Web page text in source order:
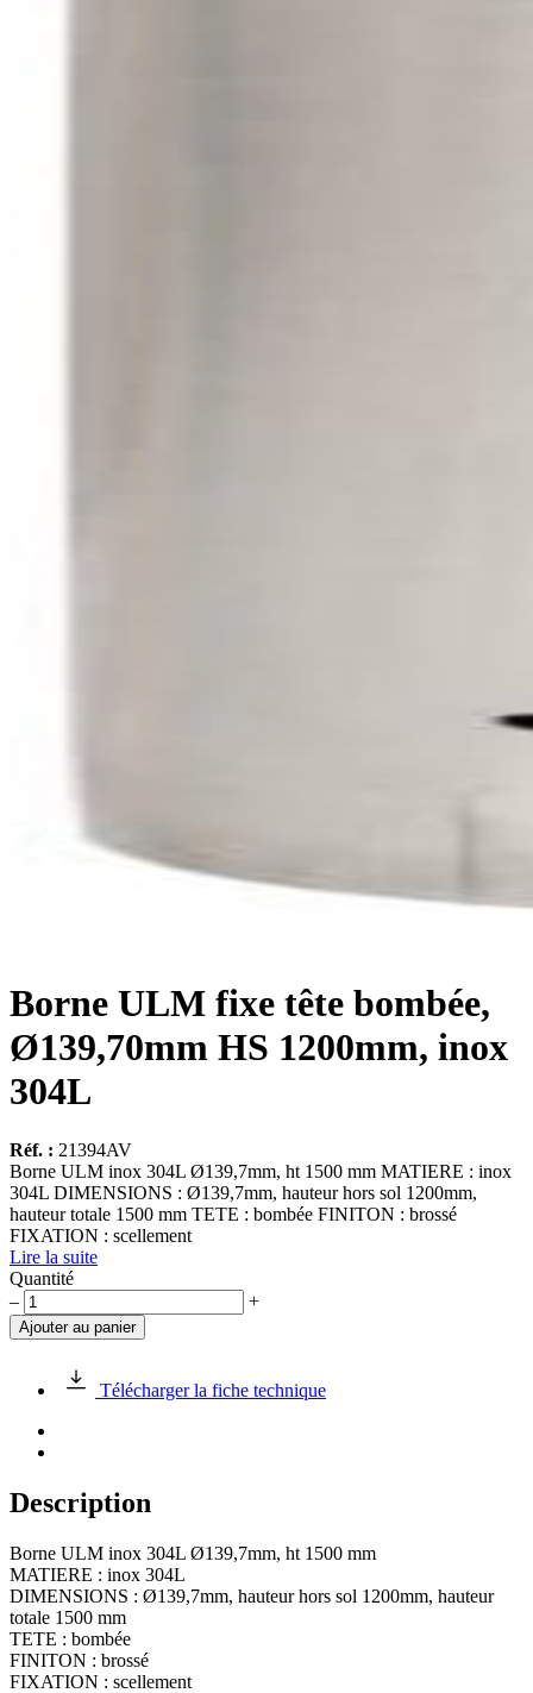
Borne ULM fixe tête bombée,
Ø139,70mm HS 1200mm, inox
304L
Réf. : 21394AV
Borne ULM inox 304L Ø139,7mm, ht 1500 mm MATIERE : inox
304L DIMENSIONS : Ø139,7mm, hauteur hors sol 1200mm,
hauteur totale 1500 mm TETE : bombée FINITON : brossé
FIXATION : scellement
Lire la suite
Quantité
quantité
de
Borne
bombée,
Ø139,70mm
1200mm,
inox
– +
Ajouter au panier
Télécharger la fiche technique
Description
Borne ULM inox 304L Ø139,7mm, ht 1500 mm
MATIERE : inox 304L
DIMENSIONS : Ø139,7mm, hauteur hors sol 1200mm, hauteur
totale 1500 mm
TETE : bombée
FINITON : brossé
FIXATION : scellement